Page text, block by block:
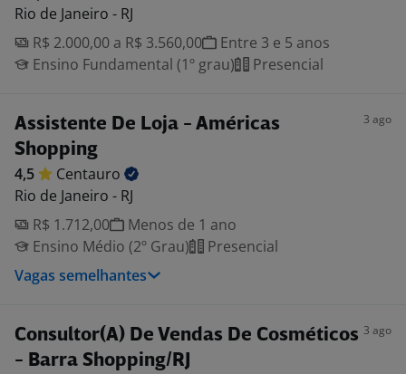
Rio de Janeiro - RJ
R$ 2.000,00 a R$ 3.560,00
Entre 3 e 5 anos
Ensino Fundamental (1º grau)
Presencial
Assistente De Loja - Américas
Shopping
3 ago
4,5
Centauro
Rio de Janeiro - RJ
R$ 1.712,00
Menos de 1 ano
Ensino Médio (2º Grau)
Presencial
Vagas semelhantes
Consultor(A) De Vendas De Cosméticos
- Barra Shopping/RJ
3 ago